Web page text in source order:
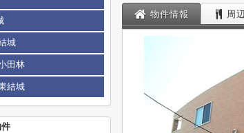
物件情報 周
城
田林
結城